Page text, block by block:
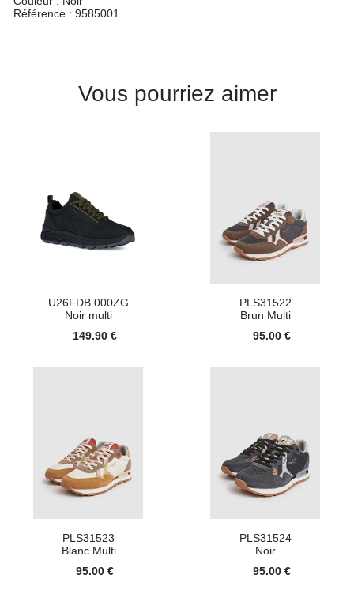
Référence : 9585001
Vous pourriez aimer
U26FDB.000ZG
Noir multi
149.90 €
PLS31522
Brun Multi
95.00 €
PLS31523
Blanc Multi
95.00 €
PLS31524
Noir
95.00 €